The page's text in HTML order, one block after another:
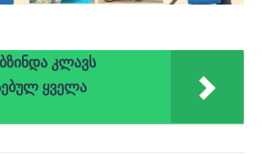
კლავს
ყველა